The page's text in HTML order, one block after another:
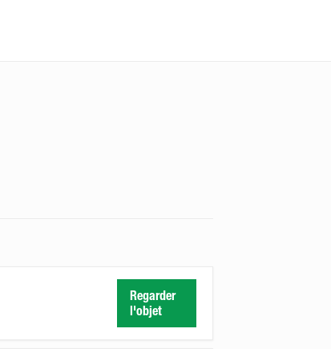
Regarder
l'objet